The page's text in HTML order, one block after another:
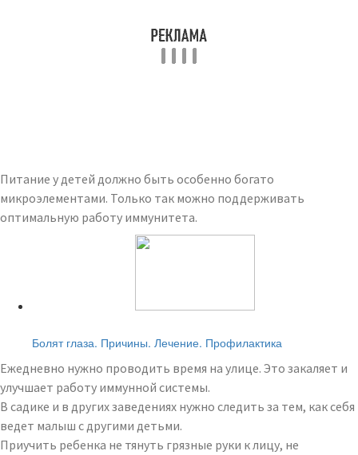
Питание у детей должно быть особенно богато
микроэлементами. Только так можно поддерживать
оптимальную работу иммунитета.
Болят глаза. Причины. Лечение. Профилактика
Ежедневно нужно проводить время на улице. Это закаляет и
улучшает работу иммунной системы.
В садике и в других заведениях нужно следить за тем, как себя
ведет малыш с другими детьми.
Приучить ребенка не тянуть грязные руки к лицу, не